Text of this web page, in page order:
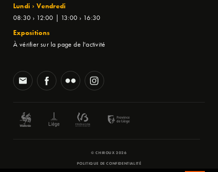
Lundi › Vendredi
08:30 › 12:00 | 13:00 › 16:30
Expositions
À vérifier sur la page de l'activité
© CHIROUX 2026
POLITIQUE DE CONFIDENTIALITÉ